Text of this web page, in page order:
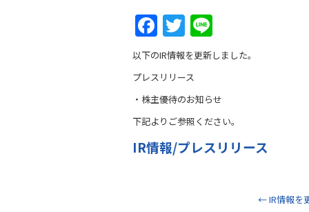
F
a
c
e
b
o
o
T
w
itt
er
n
e
以下のIR情報を更新しました。
プレスリリース
・株主優待のお知らせ
下記よりご参照ください。
IR情報/プレスリリース
←IR情報を